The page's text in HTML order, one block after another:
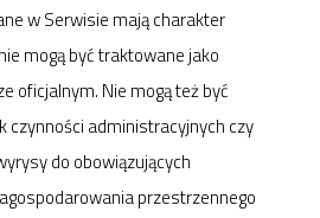
w Serwisie mają charakter
mogą być traktowane jako
oficjalnym. Nie mogą też być
czynności administracyjnych czy
do obowiązujących
przestrzennego